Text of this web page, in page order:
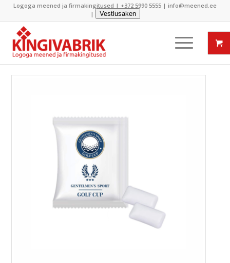
Logoga meened ja firmakingitused | +372 5990 5555 | info@meened.ee
|
Vestlusaken